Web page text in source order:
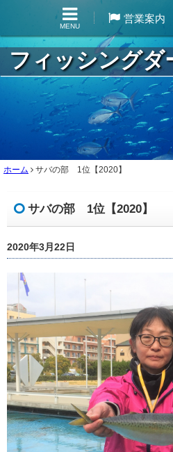
MENU
営業案内
フィッシングダ
ホーム サバの部 1位【2020】
サバの部 1位【2020】
2020年3月22日